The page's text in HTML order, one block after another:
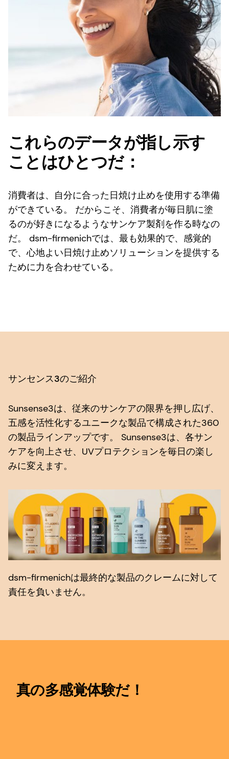
これらのデータが指し示す
ことはひとつだ：
消費者は、自分に合った日焼け止めを使用する準備
ができている。 だからこそ、消費者が毎日肌に塗
るのが好きになるようなサンケア製剤を作る時なの
だ。 dsm-firmenichでは、最も効果的で、感覚的
で、心地よい日焼け止めソリューションを提供する
ために力を合わせている。
サンセンス3のご紹介
Sunsense3は、従来のサンケアの限界を押し広げ、
五感を活性化するユニークな製品で構成された360
の製品ラインアップです。 Sunsense3は、各サン
ケアを向上させ、UVプロテクションを毎日の楽し
みに変えます。
dsm-firmenichは最終的な製品のクレームに対して
責任を負いません。
真の多感覚体験だ！